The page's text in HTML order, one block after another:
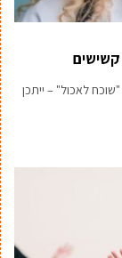
לאכול" – ייתכן